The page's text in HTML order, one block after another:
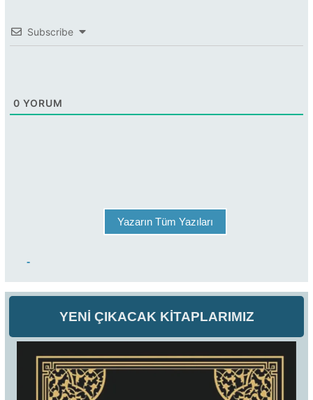
YENİ ÇIKACAK KİTAPLARIMIZ
Subscribe
0 YORUM
Yazarın Tüm Yazıları
-